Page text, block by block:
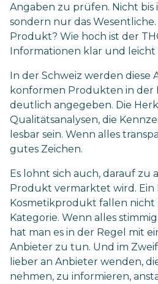
Angaben zu prüfen. Nicht bis
sondern nur das
Produkt? Wie hoch ist der
Informationen klar und leicht
In der Schweiz werden diese
konformen Produkten in der
deutlich angegeben. Die
Qualitätsanalysen, die
lesbar sein. Wenn alles
gutes Zeichen.
Es lohnt sich auch, darauf zu
Produkt vermarktet wird. Ein
Kosmetikprodukt fallen nicht
Kategorie. Wenn alles
hat man es in der Regel mit
Anbieter zu tun. Und im
lieber an Anbieter wenden,
nehmen, zu informieren,